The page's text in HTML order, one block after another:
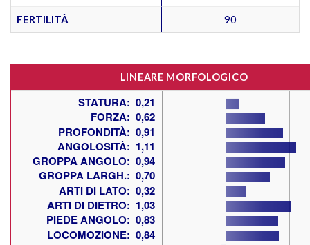
FERTILITÀ 90
LINEARE MORFOLOGICO